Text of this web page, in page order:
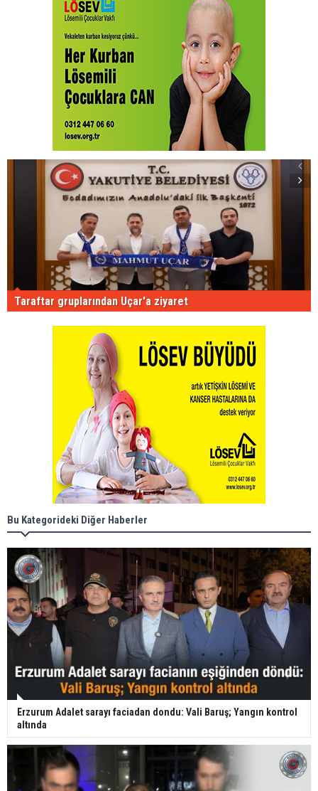
Taraftar gruplarından Uçar'a ziyaret
Bu Kategorideki Diğer Haberler
Erzurum Adalet sarayı faciadan dondu: Vali Baruş; Yangın kontrol
altında